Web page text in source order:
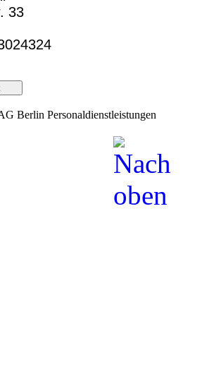
33
Berlin Personaldienstleistungen